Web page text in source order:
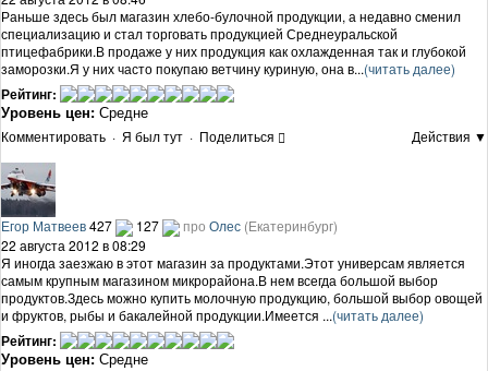
Раньше здесь был магазин хлебо-булочной продукции, а недавно сменил
специализацию и стал торговать продукцией Среднеуральской
птицефабрики.В продаже у них продукция как охлажденная так и глубокой
заморозки.Я у них часто покупаю ветчину куриную, она в...(читать далее)
Рейтинг:
Уровень цен: Средне
Комментировать · Я был тут · Поделиться Действия ▼
Егор Матвеев427 127 про Олес (Екатеринбург)
22 августа 2012 в 08:29
Я иногда заезжаю в этот магазин за продуктами.Этот универсам является
самым крупным магазином микрорайона.В нем всегда большой выбор
продуктов.Здесь можно купить молочную продукцию, большой выбор овощей
и фруктов, рыбы и бакалейной продукции.Имеется ...(читать далее)
Рейтинг:
Уровень цен: Средне